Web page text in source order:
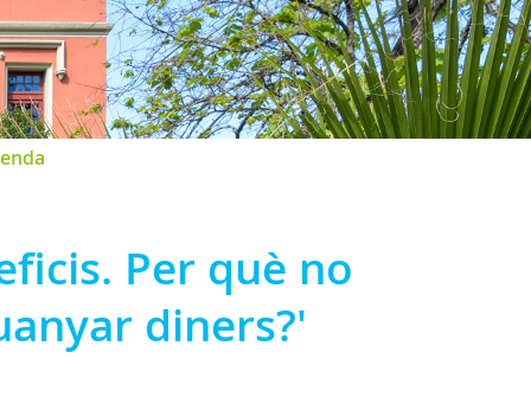
Per què no
diners?'